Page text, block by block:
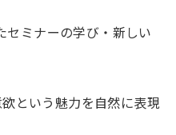
セミナーの学び・新しい
という魅力を自然に表現